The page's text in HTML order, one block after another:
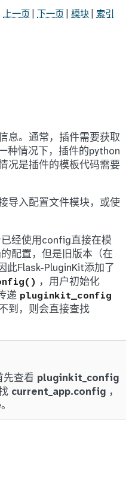
索引
模块
下一页
上一页
息。通常，插件需要获取
种情况下，插件的python
况是插件的模板代码需要
导入配置文件模块，或使
经使用config直接在模
配置，但是旧版本（在
此Flask-PluginKit添加了
，用户初始化
递 pluginkit_config
到，则会直接查找
先查看 pluginkit_config
current_app.config ，